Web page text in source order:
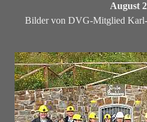
August
Bilder von DVG-Mitglied